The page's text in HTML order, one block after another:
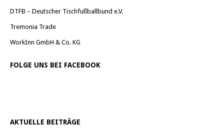
DTFB – Deutscher Tischfußballbund e.V.
Tremonia Trade
WorkInn GmbH & Co. KG
FOLGE UNS BEI FACEBOOK
AKTUELLE BEITRÄGE